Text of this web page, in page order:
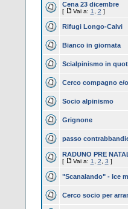
Cena 23 dicembre
[ Vai a: 1 2 ]
Rifugi Longo-Calvi
Bianco in giornata
Scialpinismo in
Cerco compagno e/
Socio alpinismo
Grignone
passo
RADUNO PRE
[ Vai a: 1 2 3 ]
"Scanalando" - Ice
Cerco socio per